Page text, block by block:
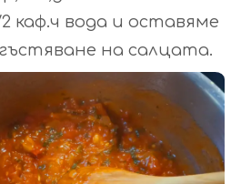
каф.ч вода и оставяме
на салцата.